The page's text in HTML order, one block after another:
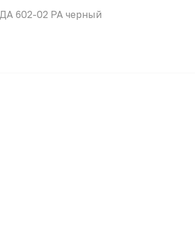
602-02 РА черный